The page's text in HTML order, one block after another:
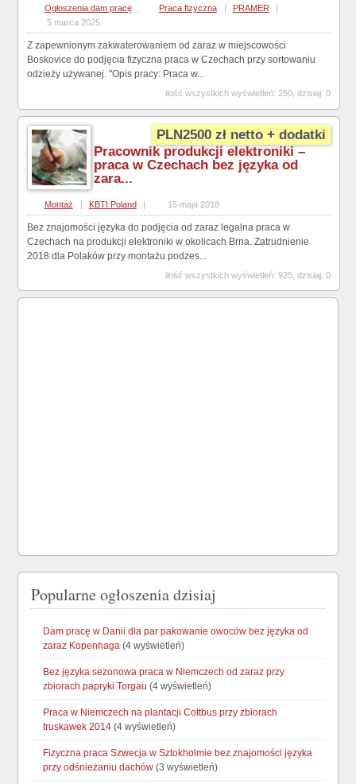
Ogłoszenia dam pracę , Praca fizyczna PRAMER
5 marca 2025
Z zapewnionym zakwaterowaniem od zaraz w miejscowości
Boskovice do podjęcia fizyczna praca w Czechach przy sortowaniu
odzieży używanej. "Opis pracy: Praca w...
ilość wszystkich wyświetleń: 250, dzisiaj: 0
PLN2500 zł netto + dodatki
Pracownik produkcji elektroniki –
praca w Czechach bez języka od
zara...
Montaż | KBTI Poland | 15 maja 2018
Bez znajomości języka do podjęcia od zaraz legalna praca w
Czechach na produkcji elektroniki w okolicach Brna. Zatrudnienie
2018 dla Polaków przy montażu podzes...
ilość wszystkich wyświetleń: 925, dzisiaj: 0
Popularne ogłoszenia dzisiaj
Dam pracę w Danii dla par pakowanie owoców bez języka od
zaraz Kopenhaga (4 wyświetleń)
Bez języka sezonowa praca w Niemczech od zaraz przy
zbiorach papryki Torgau (4 wyświetleń)
Praca w Niemczech na plantacji Cottbus przy zbiorach
truskawek 2014 (4 wyświetleń)
Fizyczna praca Szwecja w Sztokholmie bez znajomości języka
przy odśnieżaniu dachów (3 wyświetleń)